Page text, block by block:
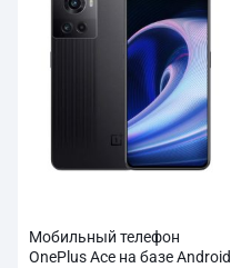
Мобильный телефон
OnePlus Ace на базе Android